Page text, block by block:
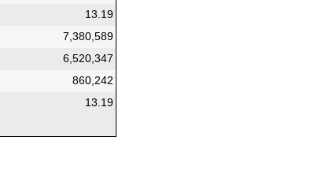
13.19
7,380,589
6,520,347
860,242
13.19